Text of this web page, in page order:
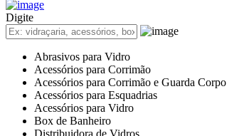
Digite
Abrasivos para Vidro
Acessórios para Corrimão
Acessórios para Corrimão e Guarda Corpo
Acessórios para Esquadrias
Acessórios para Vidro
Box de Banheiro
Distribuidora de Vidros